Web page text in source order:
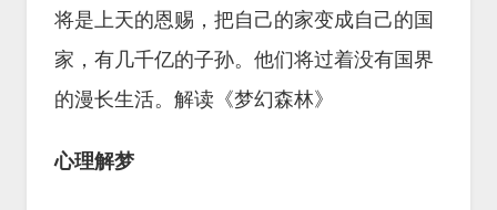
将是上天的恩赐，把自己的家变成自己的国
家，有几千亿的子孙。他们将过着没有国界
的漫长生活。解读《梦幻森林》
心理解梦